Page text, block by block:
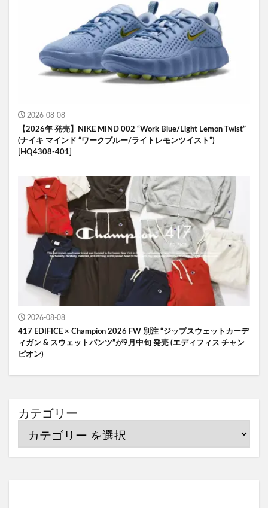
2026-08-08
【2026年 発売】NIKE MIND 002 “Work Blue/Light Lemon Twist”
(ナイキ マインド “ワークブルー/ライトレモンツイスト”)
[HQ4308-401]
2026-08-08
417 EDIFICE × Champion 2026 FW 別注 “ジップスウェットカーデ
ィガン & スウェットパンツ”が9月中旬 発売 (エディフィス チャン
ピオン)
カテゴリー